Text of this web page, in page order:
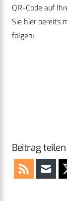
QR-Code auf
Sie hier bereits
folgen:
Beitrag teilen